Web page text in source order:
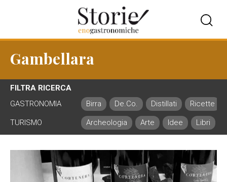
Gambellara
FILTRA RICERCA
GASTRONOMIA
Birra De.Co. Distillati Ricette
TURISMO Archeologia Arte Idee Libri